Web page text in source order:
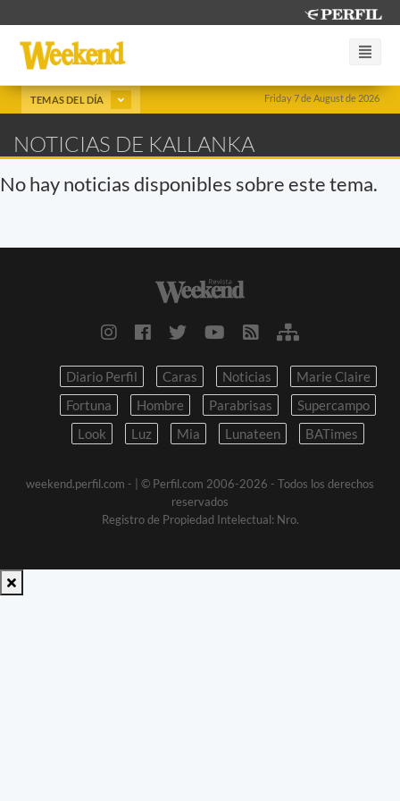
Friday 7 de August de 2026
TEMAS DEL DÍA
NOTICIAS DE KALLANKA
No hay noticias disponibles sobre este tema.
Diario Perfil Caras Noticias
Marie Claire
Fortuna
Hombre Parabrisas
Supercampo
Look
Luz Mia Lunateen BATimes
weekend.perfil.com -
| © Perfil.com 2006-2026 - Todos los derechos
reservados
Registro de Propiedad Intelectual: Nro.